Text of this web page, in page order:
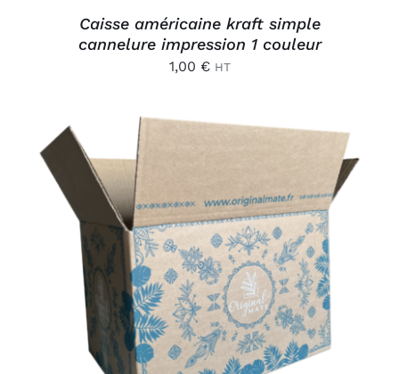
Caisse américaine kraft simple
cannelure impression 1 couleur
1,00 € HT
AJOUTER AU PANIER
/
DÉTAILS